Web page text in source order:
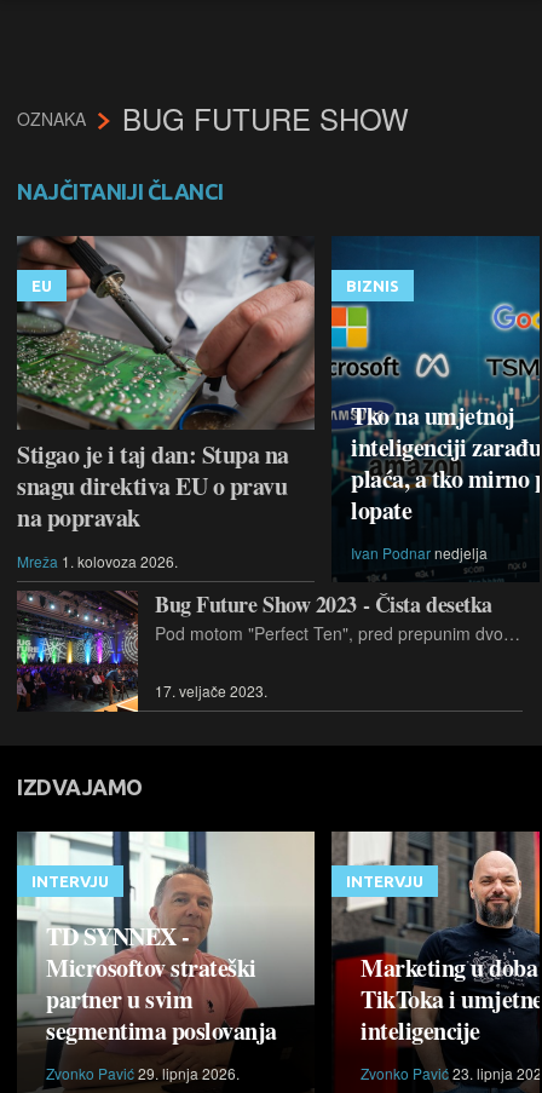
OZNAKA BUG FUTURE SHOW
NAJČITANIJI ČLANCI
EU
Stigao je i taj dan: Stupa na
snagu direktiva EU o pravu
na popravak
Mreža 1. kolovoza 2026.
BIZNIS
Tko na umjetnoj
inteligenciji
plaća, a tko mirno
lopate
Ivan Podnarnedjelja
Bug Future Show 2023 - Čista desetka
Pod motom "Perfect Ten", pred prepunim dvoranama, u nikad boljoj atmosferi i s nikad atraktivnijim programom, održan je deseti, jubilarni Bug Future Show, najveći tehnološki spektakl u regiji
17. veljače 2023.
IZDVAJAMO
INTERVJU
TD SYNNEX -
Microsoftov strateški
partner u svim
segmentima poslovanja
Zvonko Pavić29. lipnja 2026.
INTERVJU
Marketing u doba
TikToka i umjetne
inteligencije
Zvonko Pavić23. lipnja